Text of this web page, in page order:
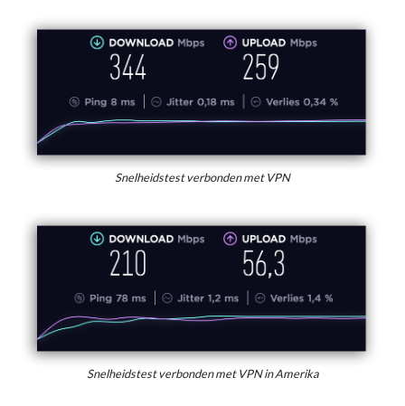
Snelheidstest verbonden met VPN
Snelheidstest verbonden met VPN in Amerika